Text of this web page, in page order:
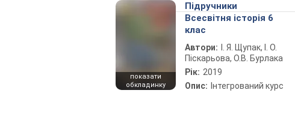
показати
обкладинку
Підручники
Всесвітня історія 6
клас
Автори:
І. Я. Щупак, І. О.
Піскарьова, О.В. Бурлака
Рік: 2019
Опис: Інтегрований курс